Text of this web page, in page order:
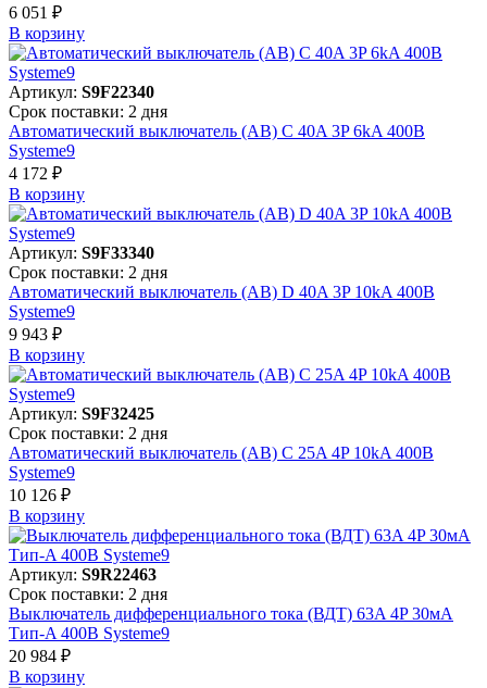
6 051 ₽
В корзинy
Артикул: S9F22340
Срок поставки: 2 дня
Автоматический выключатель (АВ) C 40A 3P 6kA 400В
Systeme9
4 172 ₽
В корзинy
Артикул: S9F33340
Срок поставки: 2 дня
Автоматический выключатель (АВ) D 40A 3P 10kA 400В
Systeme9
9 943 ₽
В корзинy
Артикул: S9F32425
Срок поставки: 2 дня
Автоматический выключатель (АВ) C 25A 4P 10kA 400В
Systeme9
10 126 ₽
В корзинy
Артикул: S9R22463
Срок поставки: 2 дня
Выключатель дифференциального тока (ВДТ) 63A 4P 30мА
Тип-A 400В Systeme9
20 984 ₽
В корзинy